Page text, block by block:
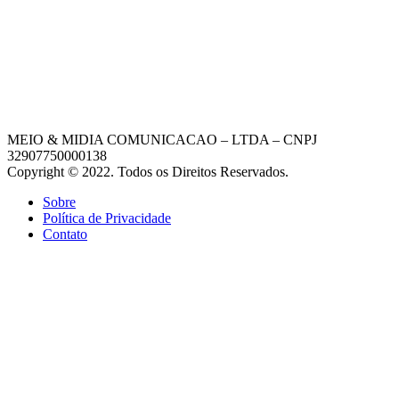
MEIO & MIDIA COMUNICACAO – LTDA – CNPJ
32907750000138
Copyright © 2022. Todos os Direitos Reservados.
Sobre
Política de Privacidade
Contato